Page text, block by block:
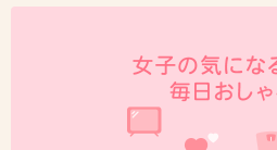
よくそんなお店のストー